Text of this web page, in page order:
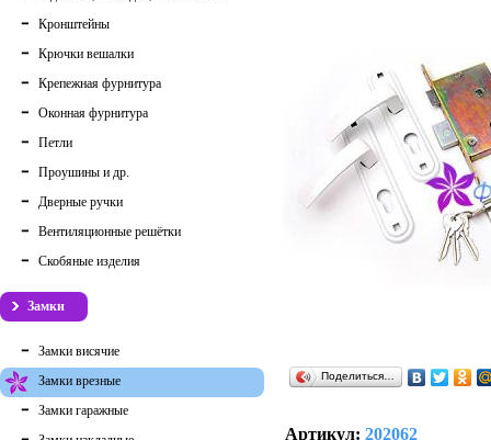
Кронштейны
Крючки вешалки
Крепежная фурнитура
Оконная фурнитура
Петли
Проушины и др.
Дверные ручки
Вентиляционные решётки
Скобяные изделия
Замки
Замки висячие
Замки врезные
Замки гаражные
Поделиться…
Артикул: 202062